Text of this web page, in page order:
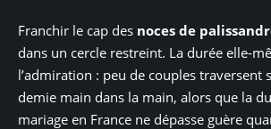
Franchir le cap des noces de
dans un cercle restreint. La durée elle-
l’admiration : peu de couples traversent
demie main dans la main, alors que la
mariage en France ne dépasse guère